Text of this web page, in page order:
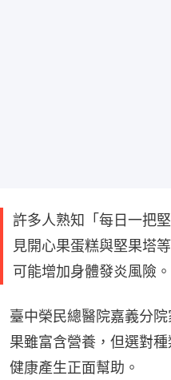
許多人熟知「每日一把
見開心果蛋糕與堅果塔
可能增加身體發炎風險。
臺中榮民總醫院嘉義分
果雖富含營養，但選對
健康產生正面幫助。